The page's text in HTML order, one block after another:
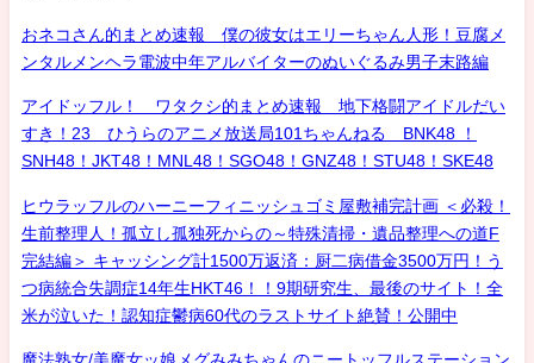
おネコさん的まとめ速報 僕の彼女はエリーちゃん人形！豆腐メ
ンタルメンヘラ電波中年アルバイターのぬいぐるみ男子末路編
アイドッフル！ ワタクシ的まとめ速報 地下格闘アイドルだい
すき！23 ひうらのアニメ放送局101ちゃんねる BNK48 ！
SNH48！JKT48！MNL48！SGO48！GNZ48！STU48！SKE48
ヒウラッフルのハーニーフィニッシュゴミ屋敷補完計画 ＜必殺！
生前整理人！孤立し孤独死からの～特殊清掃・遺品整理への道F
完結編＞ キャッシング計1500万返済：厨二病借金3500万円！う
つ病統合失調症14年生HKT46！！9期研究生、最後のサイト！全
米が泣いた！認知症鬱病60代のラストサイト絶賛！公開中
魔法熟女/美魔女ッ娘メグみみちゃんのニートッフルステーション